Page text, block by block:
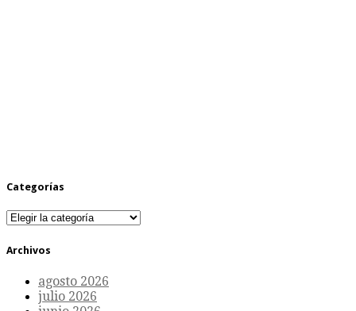
Categorías
Categorías
Archivos
agosto 2026
julio 2026